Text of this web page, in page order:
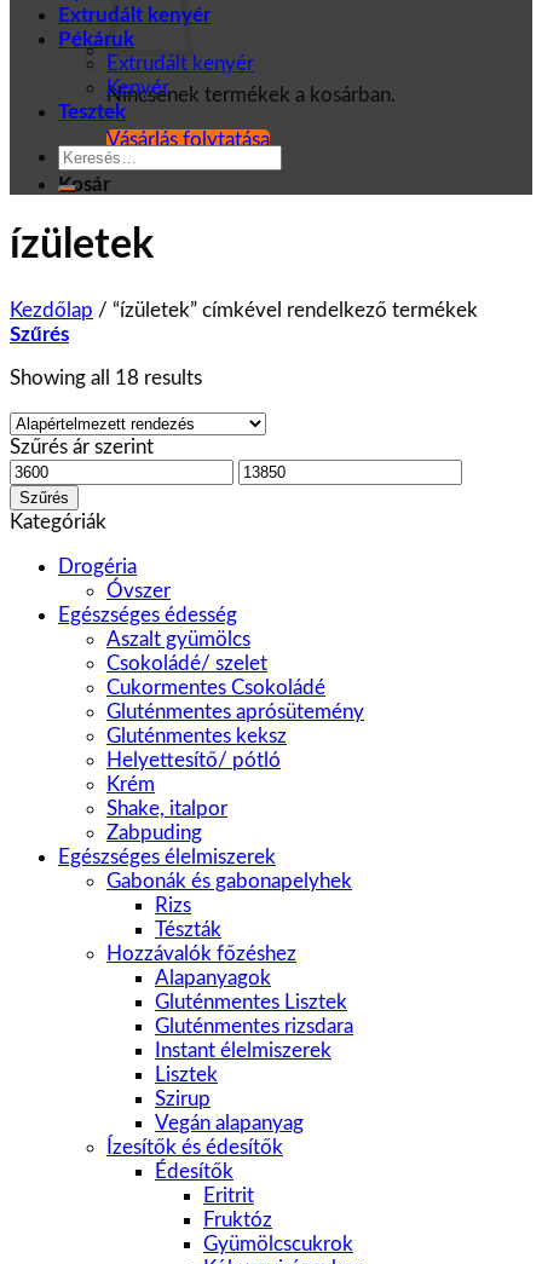
Nincsenek termékek a kosárban.
Vásárlás folytatása
Kosár
Extrudált kenyér
Pékáruk
Extrudált kenyér
Kenyér
Tesztek
Keresés
a
ízületek
Kezdőlap / “ízületek” címkével rendelkező termékek
Szűrés
Showing all 18 results
Szűrés ár szerint
Min
ár
Max
Szűrés
Kategóriák
Drogéria
Óvszer
Egészséges édesség
Aszalt gyümölcs
Csokoládé/ szelet
Cukormentes Csokoládé
Gluténmentes aprósütemény
Gluténmentes keksz
Helyettesítő/ pótló
Krém
Shake, italpor
Zabpuding
Egészséges élelmiszerek
Gabonák és gabonapelyhek
Rizs
Tészták
Hozzávalók főzéshez
Alapanyagok
Gluténmentes Lisztek
Gluténmentes rizsdara
Instant élelmiszerek
Lisztek
Szirup
Vegán alapanyag
Ízesítők és édesítők
Édesítők
Eritrit
Fruktóz
Gyümölcscukrok